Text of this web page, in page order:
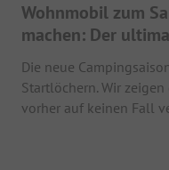
Wohnmobil zum
machen: Der
Die neue
Startlöchern. Wir zeigen
vorher auf keinen Fall